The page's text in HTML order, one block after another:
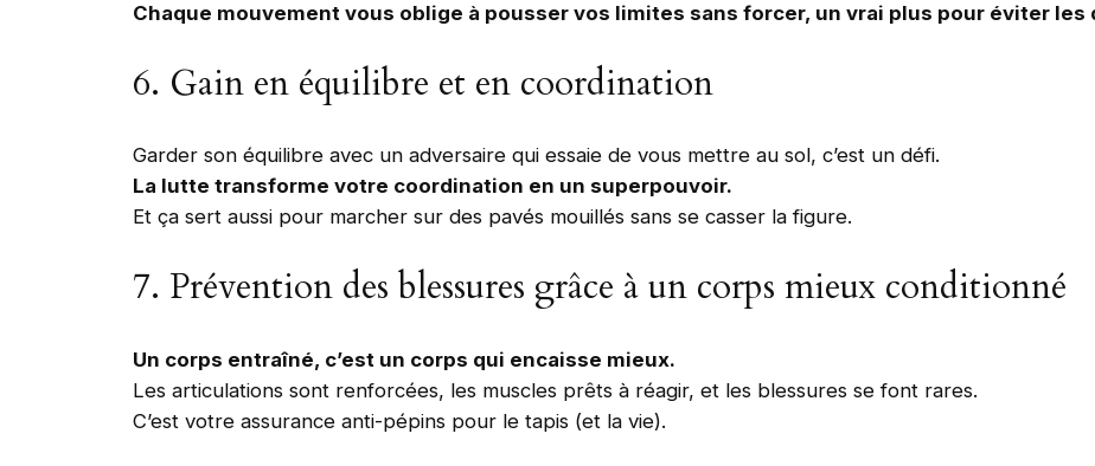
Chaque mouvement vous oblige à pousser vos limites sans forcer, un vrai plus pour éviter
6. Gain en équilibre et en coordination
Garder son équilibre avec un adversaire qui essaie de vous mettre au sol, c’est un défi.
La lutte transforme votre coordination en un superpouvoir.
Et ça sert aussi pour marcher sur des pavés mouillés sans se casser la figure.
7. Prévention des blessures grâce à un corps mieux conditionné
Un corps entraîné, c’est un corps qui encaisse mieux.
Les articulations sont renforcées, les muscles prêts à réagir, et les blessures se font rares.
C’est votre assurance anti-pépins pour le tapis (et la vie).